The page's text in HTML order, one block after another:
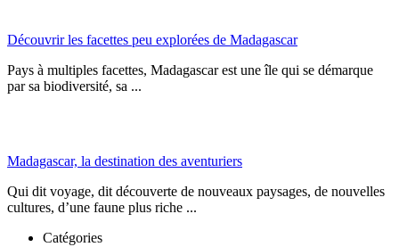
Découvrir les facettes peu explorées de Madagascar
Pays à multiples facettes, Madagascar est une île qui se démarque
par sa biodiversité, sa ...
Madagascar, la destination des aventuriers
Qui dit voyage, dit découverte de nouveaux paysages, de nouvelles
cultures, d’une faune plus riche ...
Catégories